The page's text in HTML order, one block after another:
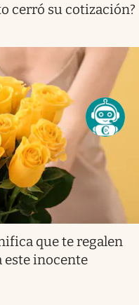
cerró su cotización?
que te regalen
este inocente